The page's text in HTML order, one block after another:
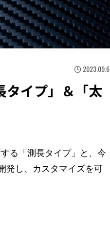
2023.09.6
タイプ」＆「太
る「測長タイプ」と、今
発し、カスタマイズを可